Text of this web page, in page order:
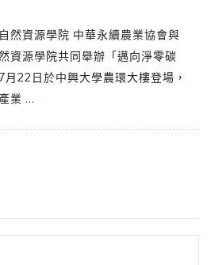
然資源學院 中華永續農業協會與
資源學院共同舉辦「邁向淨零碳
22日於中興大學農環大樓登場，
業 …